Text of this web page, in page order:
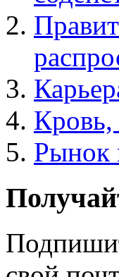
Кровь,
Рынок